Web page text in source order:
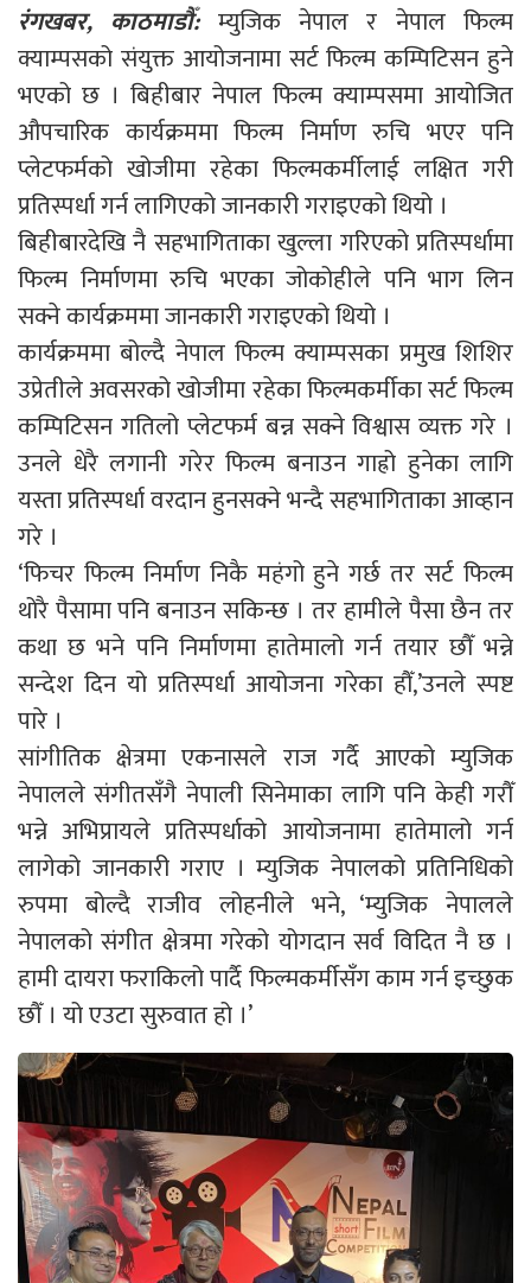
रंगखबर, काठमाडौँ: म्युजिक नेपाल र नेपाल फिल्म
क्याम्पसको संयुक्त आयोजनामा सर्ट फिल्म कम्पिटिसन हुने
भएको छ । बिहीबार नेपाल फिल्म क्याम्पसमा आयोजित
औपचारिक कार्यक्रममा फिल्म निर्माण रुचि भएर पनि
प्लेटफर्मको खोजीमा रहेका फिल्मकर्मीलाई लक्षित गरी
प्रतिस्पर्धा गर्न लागिएको जानकारी गराइएको थियो ।
बिहीबारदेखि नै सहभागिताका खुल्ला गरिएको प्रतिस्पर्धामा
फिल्म निर्माणमा रुचि भएका जोकोहीले पनि भाग लिन
सक्ने कार्यक्रममा जानकारी गराइएको थियो ।
कार्यक्रममा बोल्दै नेपाल फिल्म क्याम्पसका प्रमुख शिशिर
उप्रेतीले अवसरको खोजीमा रहेका फिल्मकर्मीका सर्ट फिल्म
कम्पिटिसन गतिलो प्लेटफर्म बन्न सक्ने विश्वास व्यक्त गरे ।
उनले धेरै लगानी गरेर फिल्म बनाउन गाह्रो हुनेका लागि
यस्ता प्रतिस्पर्धा वरदान हुनसक्ने भन्दै सहभागिताका आव्हान
गरे ।
‘फिचर फिल्म निर्माण निकै महंगो हुने गर्छ तर सर्ट फिल्म
थोरै पैसामा पनि बनाउन सकिन्छ । तर हामीले पैसा छैन तर
कथा छ भने पनि निर्माणमा हातेमालो गर्न तयार छौँ भन्ने
सन्देश दिन यो प्रतिस्पर्धा आयोजना गरेका हौँ,’उनले स्पष्ट
पारे ।
सांगीतिक क्षेत्रमा एकनासले राज गर्दै आएको म्युजिक
नेपालले संगीतसँगै नेपाली सिनेमाका लागि पनि केही गरौँ
भन्ने अभिप्रायले प्रतिस्पर्धाको आयोजनामा हातेमालो गर्न
लागेको जानकारी गराए । म्युजिक नेपालको प्रतिनिधिको
रुपमा बोल्दै राजीव लोहनीले भने, ‘म्युजिक नेपालले
नेपालको संगीत क्षेत्रमा गरेको योगदान सर्व विदित नै छ ।
हामी दायरा फराकिलो पार्दै फिल्मकर्मीसँग काम गर्न इच्छुक
छौँ । यो एउटा सुरुवात हो ।’